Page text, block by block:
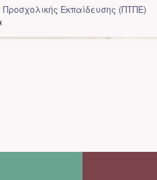
Eκπαίδευσης (ΠΤΠΕ)